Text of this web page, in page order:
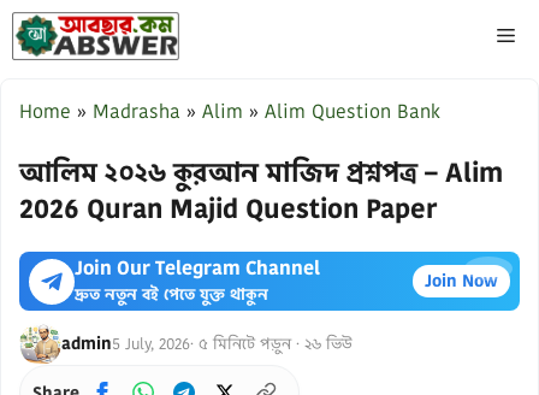
Skip
to
Home » Madrasha » Alim » Alim Question Bank
আলিম ২০২৬ কুরআন মাজিদ প্রশ্নপত্র – Alim
2026 Quran Majid Question Paper
×
Join Our Telegram Channel
দ্রুত নতুন বই পেতে যুক্ত থাকুন
Join Now
admin5 July, 2026· ৫ মিনিটে পড়ুন · ২৬ ভিউ